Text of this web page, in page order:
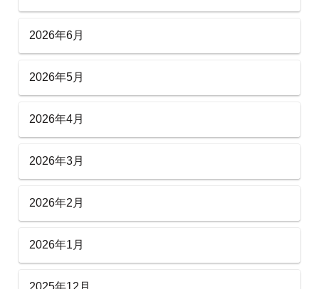
2026年6月
2026年5月
2026年4月
2026年3月
2026年2月
2026年1月
2025年12月